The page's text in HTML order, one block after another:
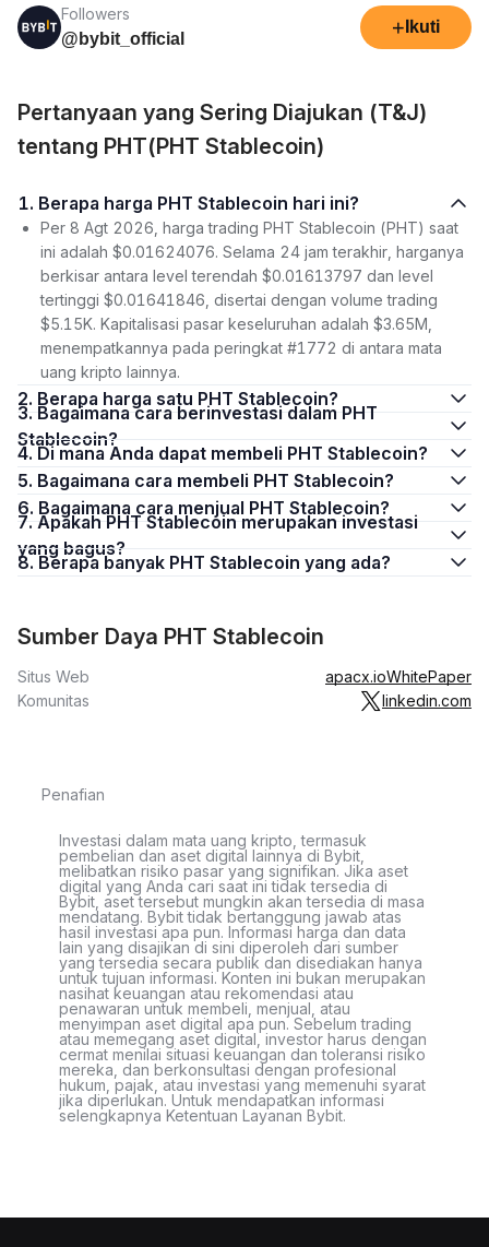
Followers
@bybit_official
+ Ikuti
Pertanyaan yang Sering Diajukan (T&J)
tentang PHT(PHT Stablecoin)
1. Berapa harga PHT Stablecoin hari ini?
Per 8 Agt 2026, harga trading PHT Stablecoin (PHT) saat
ini adalah $0.01624076. Selama 24 jam terakhir, harganya
berkisar antara level terendah $0.01613797 dan level
tertinggi $0.01641846, disertai dengan volume trading
$5.15K. Kapitalisasi pasar keseluruhan adalah $3.65M,
menempatkannya pada peringkat #1772 di antara mata
uang kripto lainnya.
2. Berapa harga satu PHT Stablecoin?
3. Bagaimana cara berinvestasi dalam PHT
Stablecoin?
4. Di mana Anda dapat membeli PHT Stablecoin?
5. Bagaimana cara membeli PHT Stablecoin?
6. Bagaimana cara menjual PHT Stablecoin?
7. Apakah PHT Stablecoin merupakan investasi
yang bagus?
8. Berapa banyak PHT Stablecoin yang ada?
Sumber Daya PHT Stablecoin
Situs Web apacx.ioWhitePaper
Komunitas
linkedin.com
Penafian
Investasi dalam mata uang kripto, termasuk
pembelian dan aset digital lainnya di Bybit,
melibatkan risiko pasar yang signifikan. Jika aset
digital yang Anda cari saat ini tidak tersedia di
Bybit, aset tersebut mungkin akan tersedia di masa
mendatang. Bybit tidak bertanggung jawab atas
hasil investasi apa pun. Informasi harga dan data
lain yang disajikan di sini diperoleh dari sumber
yang tersedia secara publik dan disediakan hanya
untuk tujuan informasi. Konten ini bukan merupakan
nasihat keuangan atau rekomendasi atau
penawaran untuk membeli, menjual, atau
menyimpan aset digital apa pun. Sebelum trading
atau memegang aset digital, investor harus dengan
cermat menilai situasi keuangan dan toleransi risiko
mereka, dan berkonsultasi dengan profesional
hukum, pajak, atau investasi yang memenuhi syarat
jika diperlukan. Untuk mendapatkan informasi
selengkapnya Ketentuan Layanan Bybit.